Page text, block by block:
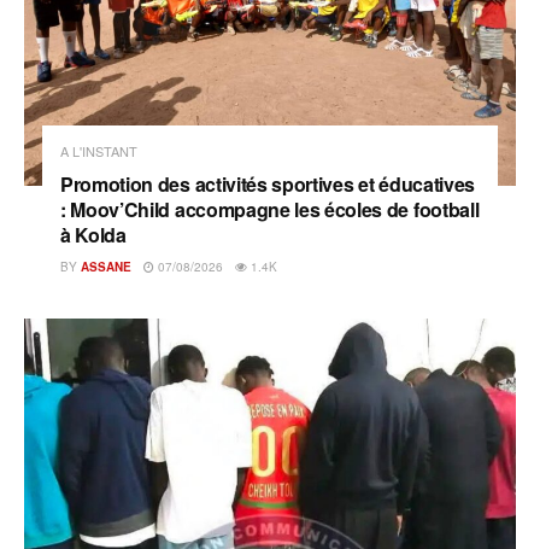
A L'INSTANT
Promotion des activités sportives et éducatives
: Moov’Child accompagne les écoles de football
à Kolda
BY ASSANE 07/08/2026 1.4K